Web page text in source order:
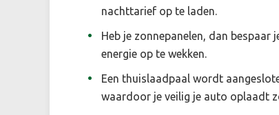
nachttarief op te laden.
Heb je zonnepanelen, dan bespaar
energie op te wekken.
Een thuislaadpaal wordt
waardoor je veilig je auto oplaadt